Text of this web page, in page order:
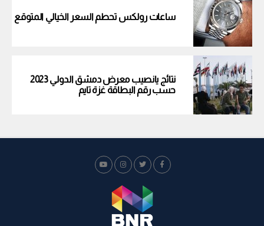
ساعات رولكس تحطم السعر الخيالي المتوقع
نتائج يانصيب معرض دمشق الدولي 2023
حسب رقم البطاقة غزة تايم